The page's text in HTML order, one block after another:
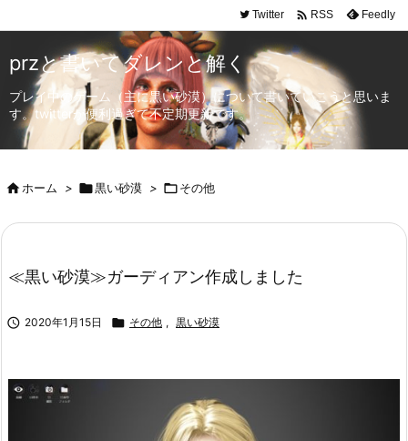
Twitter  RSS Feedly
przと書いてダレンと解く
プレイ中のゲーム（主に黒い砂漠）について書いていこうと思いま
す。twitterが便利過ぎて不定期更新です。
ホーム > 黒い砂漠 > その他
≪黒い砂漠≫ガーディアン作成しました
 2020年1月15日  その他 , 黒い砂漠